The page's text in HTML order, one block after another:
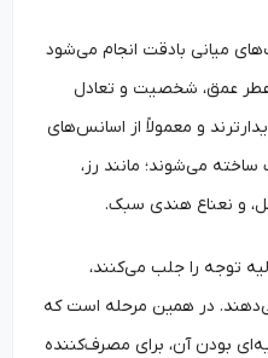
بادقت انجام می‌شود
عمق، شخصیت و تعادل
و معمولاً از اسانس‌های
می‌شوند؛ مانند رز،
نعناع هندی سبک.
را جلب می‌کنند،
در همین مرحله است که
بودن آن، برای مصرف‌کننده